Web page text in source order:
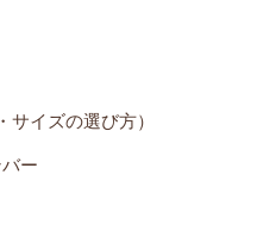
イズの選び方）
ー